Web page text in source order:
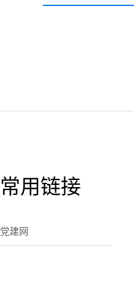
常用链接
党建网